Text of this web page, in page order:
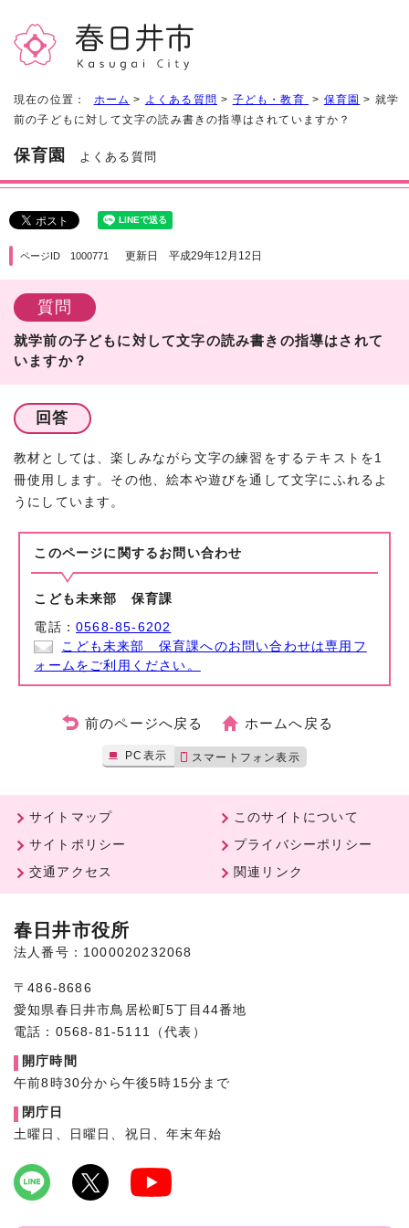
現在の位置： ホーム > よくある質問 > 子ども・教育 > 保育園 > 就学
前の子どもに対して文字の読み書きの指導はされていますか？
保育園 よくある質問
ページID 1000771 更新日 平成29年12月12日
質問
就学前の子どもに対して文字の読み書きの指導はされて
いますか？
回答
教材としては、楽しみながら文字の練習をするテキストを1
冊使用します。その他、絵本や遊びを通して文字にふれるよ
うにしています。
このページに関する お問い合わせ
こども未来部 保育課
電話：0568-85-6202
こども未来部 保育課へのお問い合わせは専用フ
ォームをご利用ください。
前のページへ戻る ホームへ戻る
PC表示 スマートフォン表示
サイトマップ
このサイトについて
サイトポリシー
プライバシーポリシー
交通アクセス
関連リンク
春日井市役所
法人番号：1000020232068
〒486-8686
愛知県春日井市鳥居松町5丁目44番地
電話：0568-81-5111（代表）
開庁時間
午前8時30分から午後5時15分まで
閉庁日
土曜日、日曜日、祝日、年末年始